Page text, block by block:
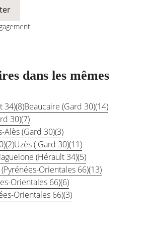
dans les mêmes
34)(8)Beaucaire (Gard 30)(14)
30)(7)
Alès (Gard 30)(3)
(2)Uzès ( Gard 30)(11)
(Hérault 34)(5)
Orientales 66)(13)
Orientales 66)(6)
Orientales 66)(3)